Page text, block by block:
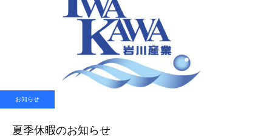
お知らせ
夏季休暇のお知らせ